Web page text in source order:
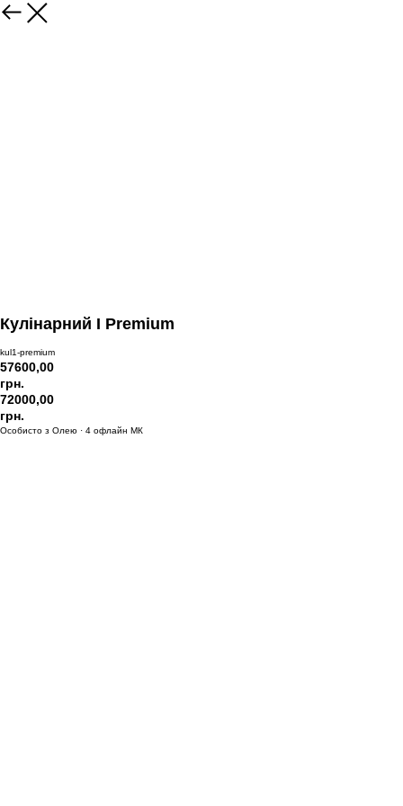
Кулінарний I Premium
kul1-premium
57600,00
грн.
72000,00
грн.
Особисто з Олею · 4 офлайн МК